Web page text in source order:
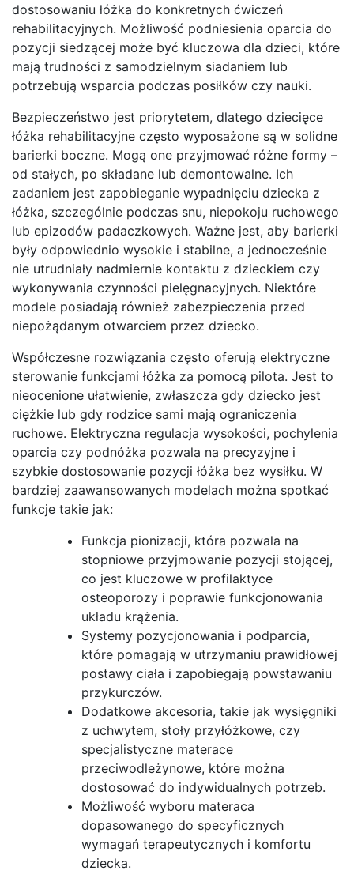
dostosowaniu łóżka do konkretnych ćwiczeń
rehabilitacyjnych. Możliwość podniesienia oparcia do
pozycji siedzącej może być kluczowa dla dzieci, które
mają trudności z samodzielnym siadaniem lub
potrzebują wsparcia podczas posiłków czy nauki.
Bezpieczeństwo jest priorytetem, dlatego dziecięce
łóżka rehabilitacyjne często wyposażone są w solidne
barierki boczne. Mogą one przyjmować różne formy –
od stałych, po składane lub demontowalne. Ich
zadaniem jest zapobieganie wypadnięciu dziecka z
łóżka, szczególnie podczas snu, niepokoju ruchowego
lub epizodów padaczkowych. Ważne jest, aby barierki
były odpowiednio wysokie i stabilne, a jednocześnie
nie utrudniały nadmiernie kontaktu z dzieckiem czy
wykonywania czynności pielęgnacyjnych. Niektóre
modele posiadają również zabezpieczenia przed
niepożądanym otwarciem przez dziecko.
Współczesne rozwiązania często oferują elektryczne
sterowanie funkcjami łóżka za pomocą pilota. Jest to
nieocenione ułatwienie, zwłaszcza gdy dziecko jest
ciężkie lub gdy rodzice sami mają ograniczenia
ruchowe. Elektryczna regulacja wysokości, pochylenia
oparcia czy podnóżka pozwala na precyzyjne i
szybkie dostosowanie pozycji łóżka bez wysiłku. W
bardziej zaawansowanych modelach można spotkać
funkcje takie jak:
Funkcja pionizacji, która pozwala na
stopniowe przyjmowanie pozycji stojącej,
co jest kluczowe w profilaktyce
osteoporozy i poprawie funkcjonowania
układu krążenia.
Systemy pozycjonowania i podparcia,
które pomagają w utrzymaniu prawidłowej
postawy ciała i zapobiegają powstawaniu
przykurczów.
Dodatkowe akcesoria, takie jak wysięgniki
z uchwytem, stoły przyłóżkowe, czy
specjalistyczne materace
przeciwodleżynowe, które można
dostosować do indywidualnych potrzeb.
Możliwość wyboru materaca
dopasowanego do specyficznych
wymagań terapeutycznych i komfortu
dziecka.